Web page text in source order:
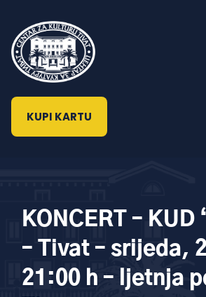
KUPI KARTU
KONCERT – KUD
– Tivat – srijeda,
21:00 h – ljetnja